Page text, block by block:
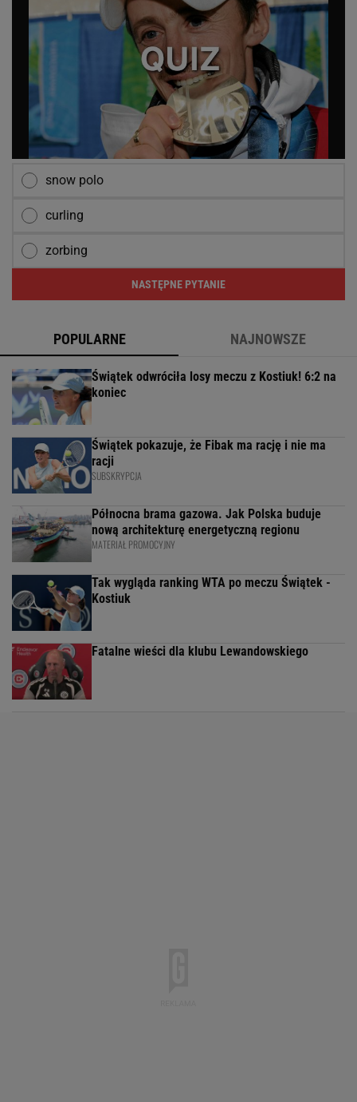
snow polo
curling
zorbing
NASTĘPNE PYTANIE
POPULARNE NAJNOWSZE
Świątek odwróciła losy meczu z Kostiuk! 6:2 na
koniec
Świątek pokazuje, że Fibak ma rację i nie ma
racji
SUBSKRYPCJA
Północna brama gazowa. Jak Polska buduje
nową architekturę energetyczną regionu
MATERIAŁ PROMOCYJNY
Tak wygląda ranking WTA po meczu Świątek -
Kostiuk
Fatalne wieści dla klubu Lewandowskiego